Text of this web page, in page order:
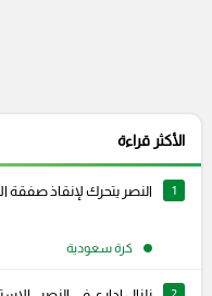
الأكثر قراءة
1 النصر يتحرك لإنقاذ صفقة
كرة سعودية